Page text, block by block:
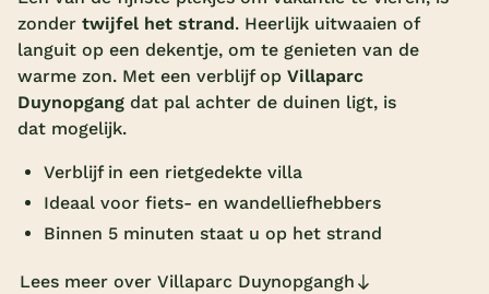
Overdekt zwembad
Wildwaterbaan
Indoor speeltuin
Keuzehulp
Bestemmingen
zonder twijfel het strand. Heerlijk uitwaaien of
languit op een dekentje, om te genieten van de
warme zon. Met een verblijf op Villaparc
Duynopgang dat pal achter de duinen ligt, is
dat mogelijk.
Verblijf in een rietgedekte villa
Ideaal voor fiets- en wandelliefhebbers
Binnen 5 minuten staat u op het strand
Lees meer over Villaparc Duynopgangh